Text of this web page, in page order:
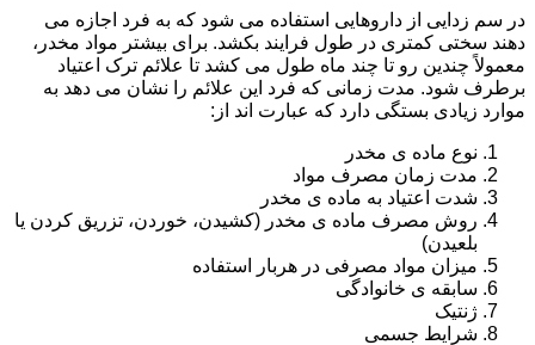
در سم زدایی از داروهایی استفاده می شود که به فرد اجازه می
دهند سختی کمتری در طول فرایند بکشد. برای بیشتر مواد مخدر،
معمولاً چندین رو تا چند ماه طول می کشد تا علائم ترک اعتیاد
برطرف شود. مدت زمانی که فرد این علائم را نشان می دهد به
موارد زیادی بستگی دارد که عبارت اند از:
نوع ماده ی مخدر
مدت زمان مصرف مواد
شدت اعتیاد به ماده ی مخدر
روش مصرف ماده ی مخدر (کشیدن، خوردن، تزریق کردن یا
بلعیدن)
میزان مواد مصرفی در هربار استفاده
سابقه ی خانوادگی
ژنتیک
شرایط جسمی